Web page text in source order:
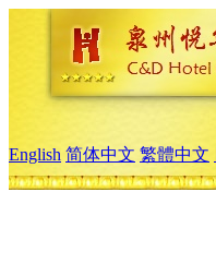
English 简体中文 繁體中文